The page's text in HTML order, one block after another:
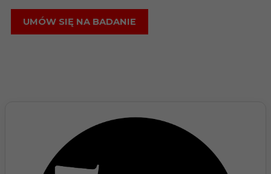
UMÓW SIĘ NA BADANIE